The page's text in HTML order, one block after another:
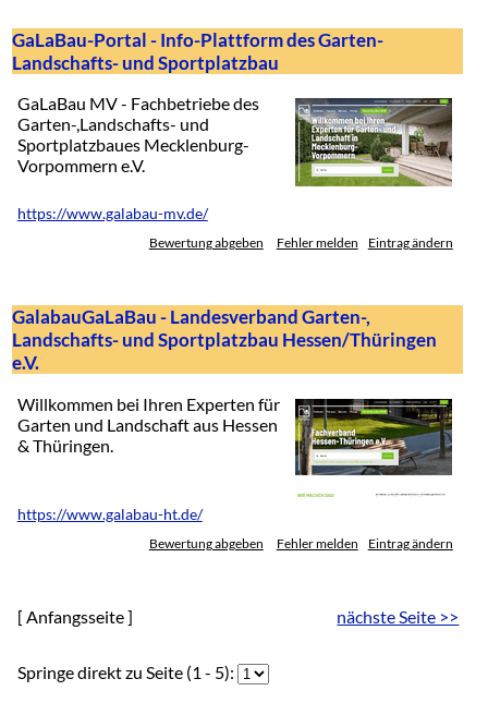
GaLaBau-Portal - Info-Plattform des Garten-
Landschafts- und Sportplatzbau
GaLaBau MV - Fachbetriebe des
Garten-,Landschafts- und
Sportplatzbaues Mecklenburg-
Vorpommern e.V.
https://www.galabau-mv.de/
Bewertung abgeben Fehler melden Eintrag ändern
GalabauGaLaBau - Landesverband Garten-,
Landschafts- und Sportplatzbau Hessen/Thüringen
e.V.
Willkommen bei Ihren Experten für
Garten und Landschaft aus Hessen
& Thüringen.
https://www.galabau-ht.de/
Bewertung abgeben Fehler melden Eintrag ändern
[ Anfangsseite ] nächste Seite >>
Springe direkt zu Seite (1 - 5):